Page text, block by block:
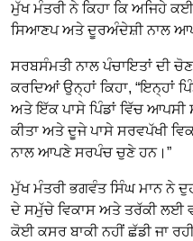
ਮੁੱਖ ਮੰਤਰੀ ਨੇ ਕਿਹਾ ਕਿ ਅਜਿਹੇ
ਸਿਆਣਪ ਅਤੇ ਦੂਰਅੰਦੇਸ਼ੀ ਨਾਲ
ਸਰਬਸੰਮਤੀ ਨਾਲ ਪੰਚਾਇਤਾਂ ਦੀ
ਕਰਦਿਆਂ ਉਨ੍ਹਾਂ ਕਿਹਾ, “ਇਨ੍ਹਾਂ
ਅਤੇ ਇੱਕ ਪਾਸੇ ਪਿੰਡਾਂ ਵਿੱਚ ਆਪਸੀ
ਕੀਤਾ ਅਤੇ ਦੂਜੇ ਪਾਸੇ ਸਰਵਪੱਖੀ
ਨਾਲ ਆਪਣੇ ਸਰਪੰਚ ਚੁਣੇ ਹਨ।”
ਮੁੱਖ ਮੰਤਰੀ ਭਗਵੰਤ ਸਿੰਘ ਮਾਨ ਨੇ
ਦੇ ਸਮੁੱਚੇ ਵਿਕਾਸ ਅਤੇ ਤਰੱਕੀ
ਕੋਈ ਕਸਰ ਬਾਕੀ ਨਹੀਂ ਛੱਡੀ ਜਾ